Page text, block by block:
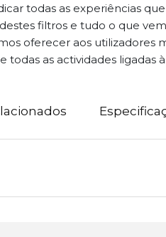
todas as experiências
filtros e tudo o que
oferecer aos utilizadores
todas as actividades ligadas